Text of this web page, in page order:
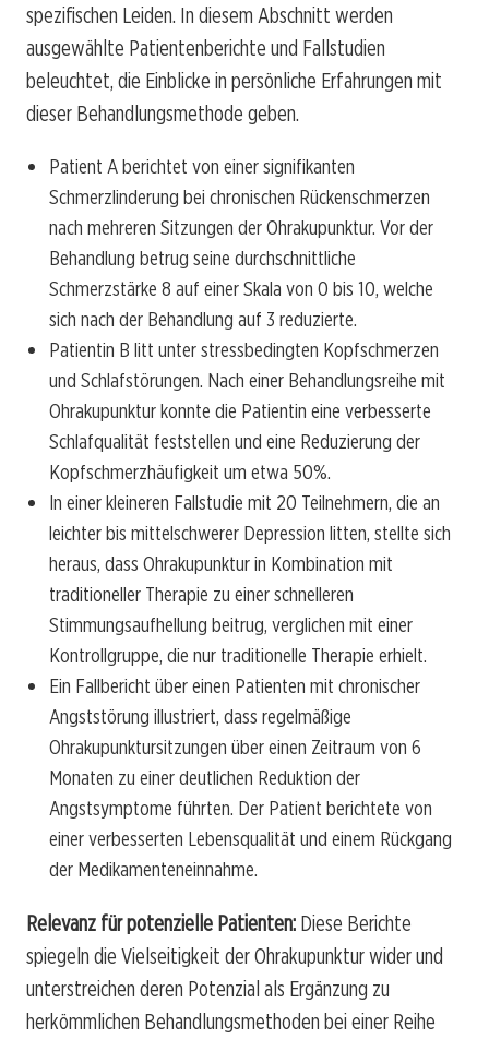
spezifischen Leiden. In diesem Abschnitt werden
ausgewählte Patientenberichte und Fallstudien
beleuchtet, die Einblicke in persönliche Erfahrungen mit
dieser Behandlungsmethode geben.
Patient A berichtet von einer signifikanten
Schmerzlinderung bei chronischen Rückenschmerzen
nach mehreren Sitzungen der Ohrakupunktur. Vor der
Behandlung betrug seine durchschnittliche
Schmerzstärke 8 auf einer Skala von 0 bis 10, welche
sich nach der Behandlung auf 3 reduzierte.
Patientin B litt unter stressbedingten Kopfschmerzen
und Schlafstörungen. Nach einer Behandlungsreihe mit
Ohrakupunktur konnte die Patientin eine verbesserte
Schlafqualität feststellen und eine Reduzierung der
Kopfschmerzhäufigkeit um etwa 50%.
In einer kleineren Fallstudie mit 20 Teilnehmern, die an
leichter bis mittelschwerer Depression litten, stellte sich
heraus, dass Ohrakupunktur in Kombination mit
traditioneller Therapie zu einer schnelleren
Stimmungsaufhellung beitrug, verglichen mit einer
Kontrollgruppe, die nur traditionelle Therapie erhielt.
Ein Fallbericht über einen Patienten mit chronischer
Angststörung illustriert, dass regelmäßige
Ohrakupunktursitzungen über einen Zeitraum von 6
Monaten zu einer deutlichen Reduktion der
Angstsymptome führten. Der Patient berichtete von
einer verbesserten Lebensqualität und einem Rückgang
der Medikamenteneinnahme.
Relevanz für potenzielle Patienten: Diese Berichte
spiegeln die Vielseitigkeit der Ohrakupunktur wider und
unterstreichen deren Potenzial als Ergänzung zu
herkömmlichen Behandlungsmethoden bei einer Reihe